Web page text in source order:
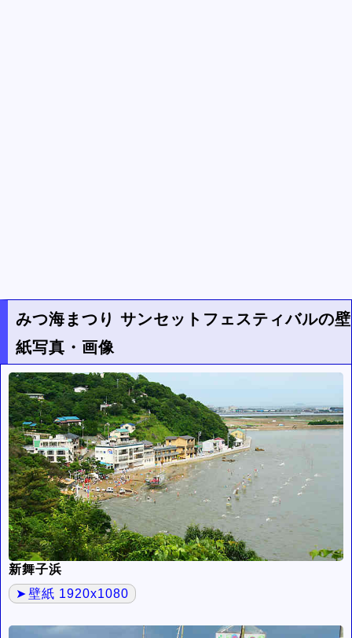
みつ海まつり サンセットフェスティバルの壁
紙写真・画像
新舞子浜
壁紙 1920x1080